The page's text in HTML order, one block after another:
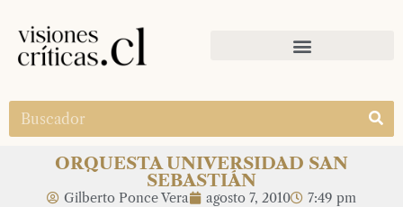
ORQUESTA UNIVERSIDAD SAN
SEBASTIÁN
Gilberto Ponce Vera agosto 7, 2010
7:49 pm